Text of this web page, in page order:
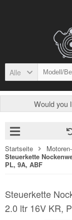
Alle
Would you
Startseite
Steuerkette
PL, 9A, ABF
Steuerkette
2.0 ltr 16V KR,